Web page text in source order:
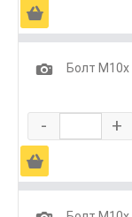
Ä
1
Болт М10х
- +
Ä